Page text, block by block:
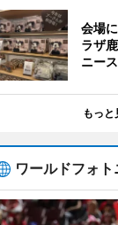
会場
ラザ
ニー
もっと
ワールドフォト